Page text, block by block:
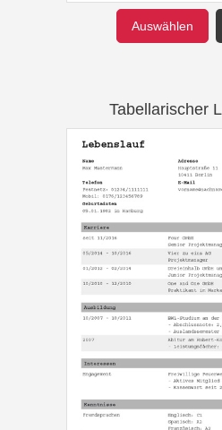
Auswählen
Tabellarischer